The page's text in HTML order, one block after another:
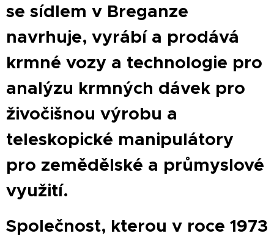
se sídlem v Breganze
navrhuje, vyrábí a prodává
krmné vozy a technologie pro
analýzu krmných dávek pro
živočišnou výrobu a
teleskopické manipulátory
pro zemědělské a průmyslové
využití.
Společnost, kterou v roce 1973